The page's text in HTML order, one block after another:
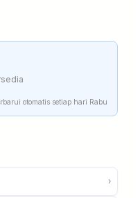
otomatis setiap hari Rabu
›